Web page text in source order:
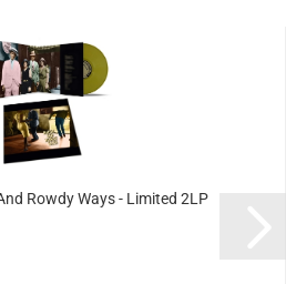
Rowdy Ways - Limited 2LP